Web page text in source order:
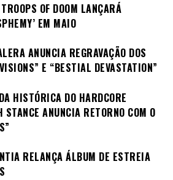
OF DOOM LANÇARÁ
EM MAIO
ANUNCIA REGRAVAÇÃO DOS
E “BESTIAL DEVASTATION”
HISTÓRICA DO HARDCORE
ANUNCIA RETORNO COM O
RELANÇA ÁLBUM DE ESTREIA